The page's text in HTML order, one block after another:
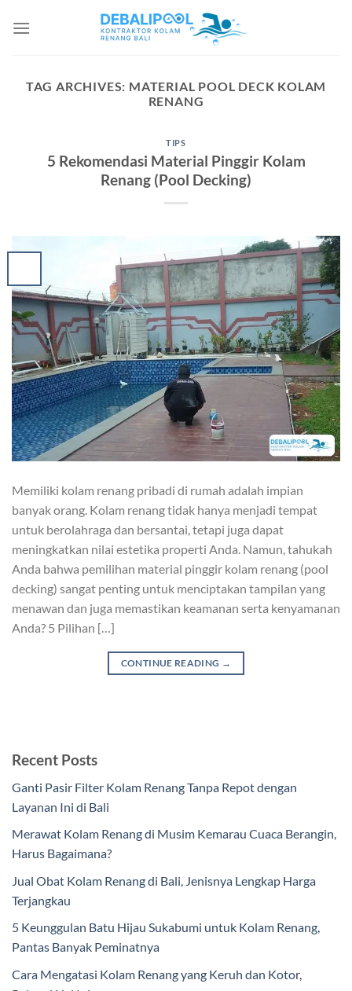
TAG ARCHIVES: MATERIAL POOL DECK KOLAM
RENANG
TIPS
5 Rekomendasi Material Pinggir Kolam
Renang (Pool Decking)
Memiliki kolam renang pribadi di rumah adalah impian
banyak orang. Kolam renang tidak hanya menjadi tempat
untuk berolahraga dan bersantai, tetapi juga dapat
meningkatkan nilai estetika properti Anda. Namun, tahukah
Anda bahwa pemilihan material pinggir kolam renang (pool
decking) sangat penting untuk menciptakan tampilan yang
menawan dan juga memastikan keamanan serta kenyamanan
Anda? 5 Pilihan […]
CONTINUE READING →
Recent Posts
Ganti Pasir Filter Kolam Renang Tanpa Repot dengan
Layanan Ini di Bali
Merawat Kolam Renang di Musim Kemarau Cuaca Berangin,
Harus Bagaimana?
Jual Obat Kolam Renang di Bali, Jenisnya Lengkap Harga
Terjangkau
5 Keunggulan Batu Hijau Sukabumi untuk Kolam Renang,
Pantas Banyak Peminatnya
Cara Mengatasi Kolam Renang yang Keruh dan Kotor,